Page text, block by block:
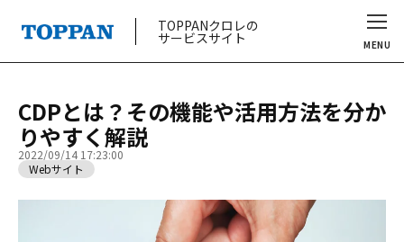
TOPPANクロレの
サービスサイト MENU
CDPとは？その機能や活用方法を分か
りやすく解説
2022/09/14 17:23:00
Webサイト